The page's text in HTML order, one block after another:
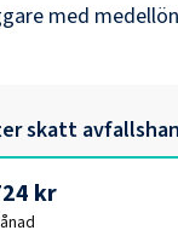
med
skatt
kr